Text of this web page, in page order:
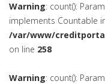
Warning: count():
implements Countable
/var/www/
on line 258
Warning: count():